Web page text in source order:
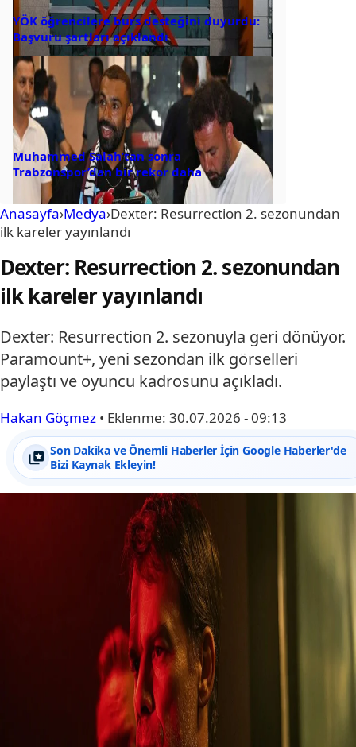
YÖK öğrencilere burs desteğini duyurdu:
Başvuru şartları açıklandı
Muhammed Salah’tan sonra
Trabzonspor’dan bir rekor daha
Anasayfa›Medya›Dexter: Resurrection 2. sezonundan
ilk kareler yayınlandı
Dexter: Resurrection 2. sezonundan
ilk kareler yayınlandı
Dexter: Resurrection 2. sezonuyla geri dönüyor.
Paramount+, yeni sezondan ilk görselleri
paylaştı ve oyuncu kadrosunu açıkladı.
Hakan Göçmez • Eklenme: 30.07.2026 - 09:13
Son Dakika ve Önemli Haberler İçin Google Haberler'de
Bizi Kaynak Ekleyin!